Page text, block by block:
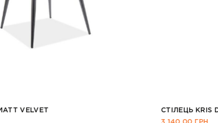
СТІЛЕЦЬ KRIS DAB